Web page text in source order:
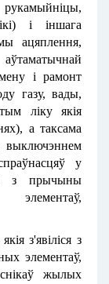
і іншага
ацяплення,
і рамонт
газу, вады,
ліку якія
а таксама
выключэннем
у
з прычыны
элементаў,
з'явіліся з
элементаў,
жылых